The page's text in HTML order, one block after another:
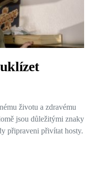
životu a zdravému
jsou důležitými znaky
připraveni přivítat hosty.